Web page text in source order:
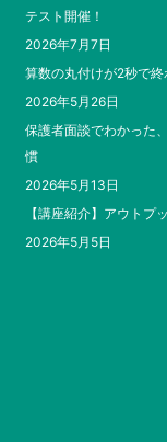
テスト開催！
2026年7月7日
算数の丸付けが2秒で
2026年5月26日
保護者面談でわかった
慣
2026年5月13日
【講座紹介】アウトプ
2026年5月5日